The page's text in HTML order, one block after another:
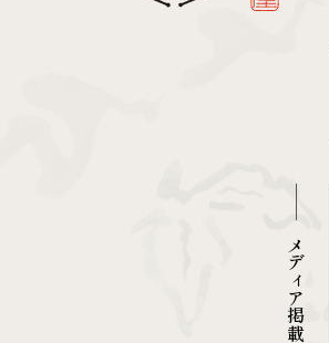
メディア掲載